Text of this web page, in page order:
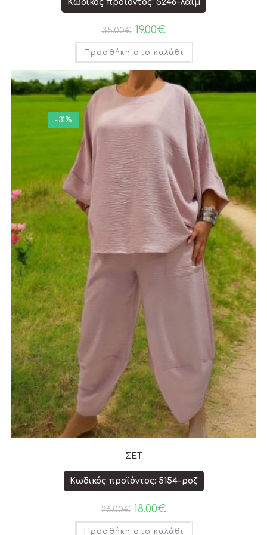
Κωδικός προϊόντος: 5246-λάιμ
35.00€ 19.00€
Προσθήκη στο καλάθι
-31%
ΣΕΤ
Κωδικός προϊόντος: 5154-ροζ
26.00€ 18.00€
Προσθήκη στο καλάθι